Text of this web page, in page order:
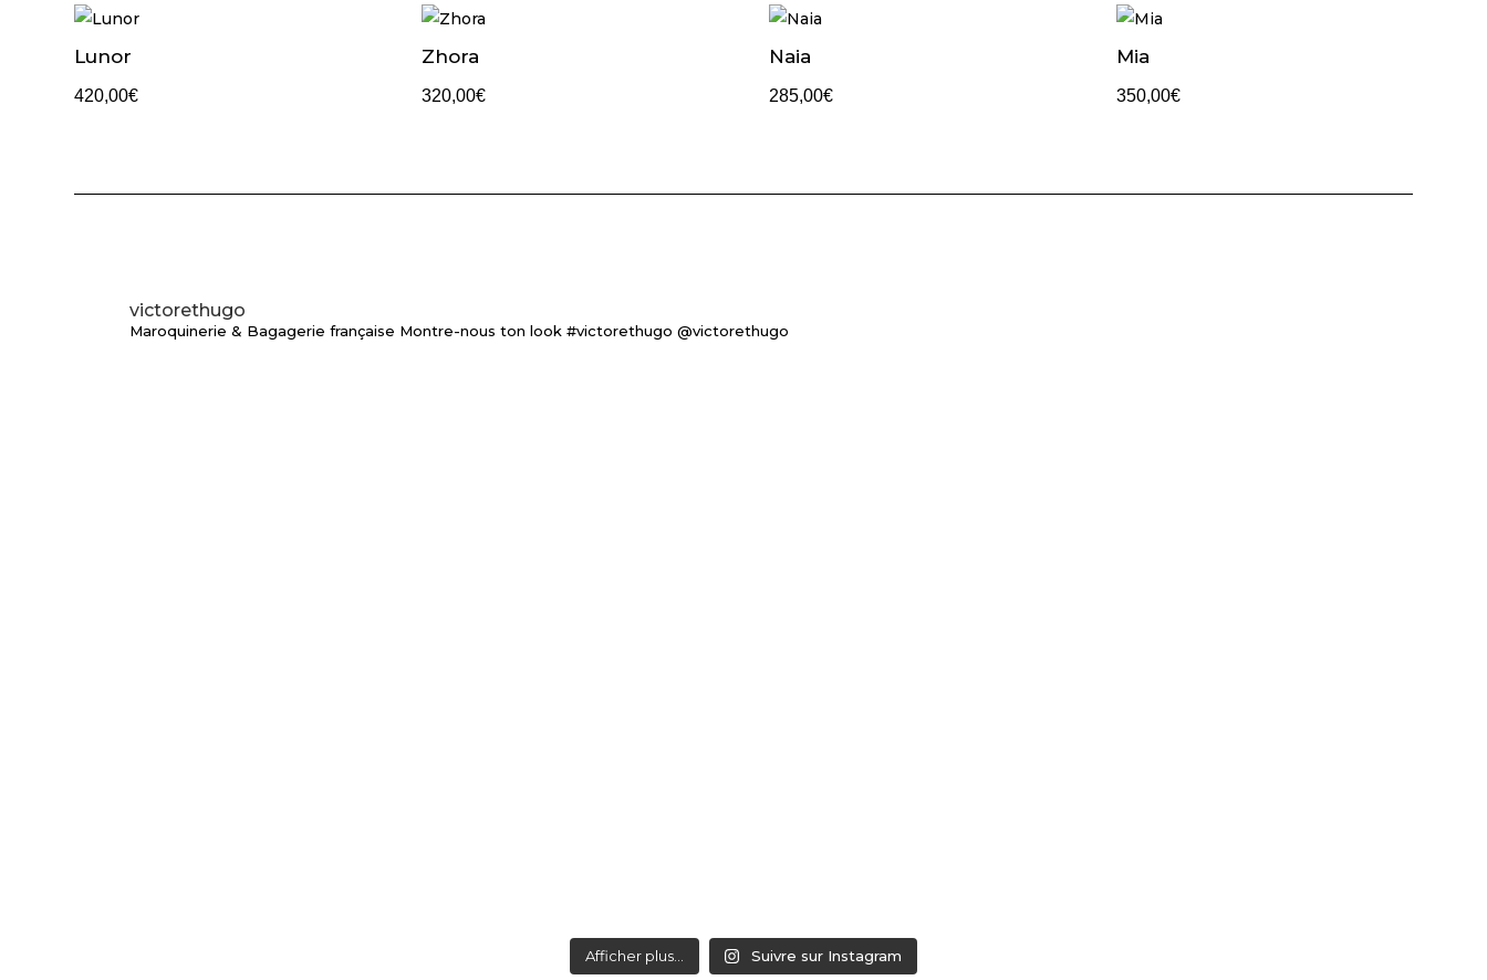
Lunor
420,00€
Zhora
320,00€
Naia
285,00€
Mia
350,00€
victorethugo
Maroquinerie & Bagagerie française Montre-nous ton look #victorethugo @victorethugo
Afficher plus... Suivre sur Instagram